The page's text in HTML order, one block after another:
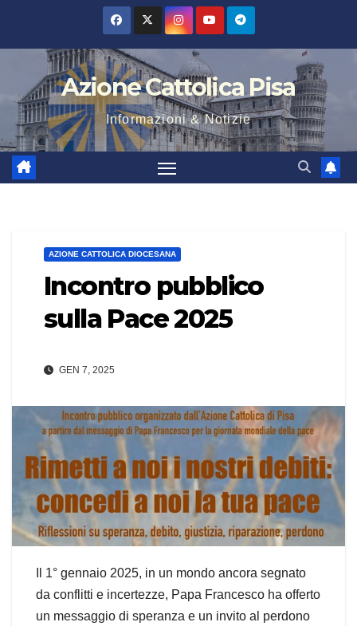
contenuto
Azione Cattolica Pisa
Informazioni & Notizie
AZIONE CATTOLICA DIOCESANA
Incontro pubblico
sulla Pace 2025
GEN 7, 2025
Il 1° gennaio 2025, in un mondo ancora segnato
da conflitti e incertezze, Papa Francesco ha offerto
un messaggio di speranza e un invito al perdono